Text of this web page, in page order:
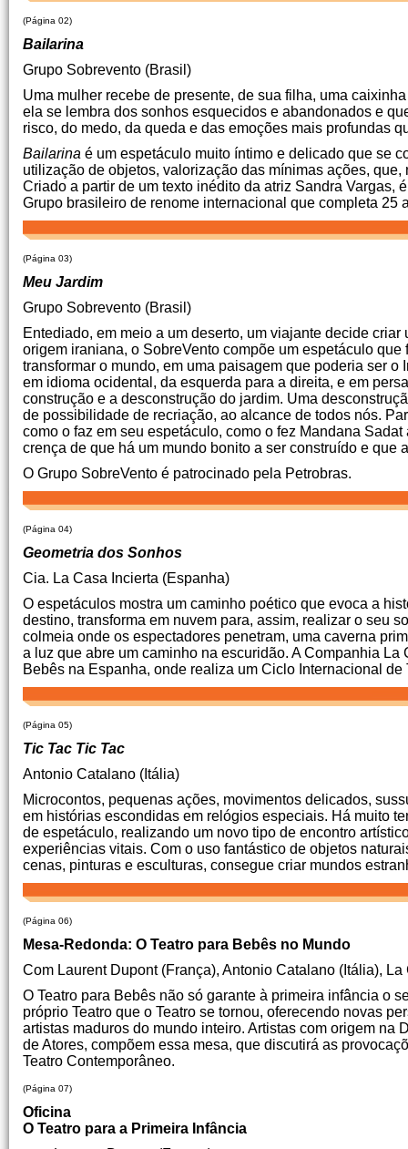
(Página 02)
Bailarina
Grupo Sobrevento (Brasil)
Uma mulher recebe de presente, de sua filha, uma
ela se lembra dos sonhos esquecidos e abandonados e
risco, do medo, da queda e das emoções mais profundas
Bailarina é um espetáculo muito íntimo e delicado que se
utilização de objetos, valorização das mínimas ações,
Criado a partir de um texto inédito da atriz Sandra Vargas,
Grupo brasileiro de renome internacional que completa 25
(Página 03)
Meu Jardim
Grupo Sobrevento (Brasil)
Entediado, em meio a um deserto, um viajante decide
origem iraniana, o SobreVento compõe um espetáculo
transformar o mundo, em uma paisagem que poderia ser
em idioma ocidental, da esquerda para a direita, e em
construção e a desconstrução do jardim. Uma
de possibilidade de recriação, ao alcance de todos nós.
como o faz em seu espetáculo, como o fez Mandana
crença de que há um mundo bonito a ser construído e que
O Grupo SobreVento é patrocinado pela Petrobras.
(Página 04)
Geometria dos Sonhos
Cia. La Casa Incierta (Espanha)
O espetáculos mostra um caminho poético que evoca a
destino, transforma em nuvem para, assim, realizar o seu
colmeia onde os espectadores penetram, uma caverna
a luz que abre um caminho na escuridão. A Companhia
Bebês na Espanha, onde realiza um Ciclo Internacional
(Página 05)
Tic Tac Tic Tac
Antonio Catalano (Itália)
Microcontos, pequenas ações, movimentos delicados,
em histórias escondidas em relógios especiais. Há muito
de espetáculo, realizando um novo tipo de encontro
experiências vitais. Com o uso fantástico de objetos
cenas, pinturas e esculturas, consegue criar mundos
(Página 06)
Mesa-Redonda: O Teatro para Bebês no Mundo
Com Laurent Dupont (França), Antonio Catalano (Itália),
O Teatro para Bebês não só garante à primeira infância o
próprio Teatro que o Teatro se tornou, oferecendo novas
artistas maduros do mundo inteiro. Artistas com origem na
de Atores, compõem essa mesa, que discutirá as
Teatro Contemporâneo.
(Página 07)
Oficina
O Teatro para a Primeira Infância